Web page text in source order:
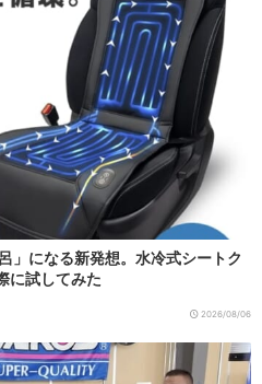
」になる新発想。水冷式シートク
に試してみた
2026/08/06